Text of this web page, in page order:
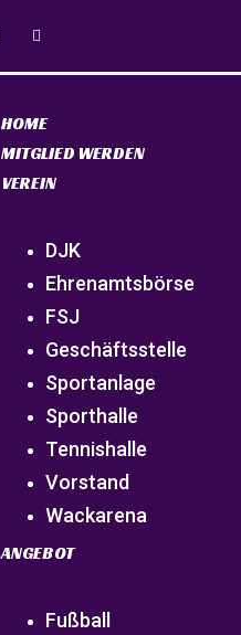
HOME
MITGLIED WERDEN
VEREIN
DJK
Ehrenamtsbörse
FSJ
Geschäftsstelle
Sportanlage
Sporthalle
Tennishalle
Vorstand
Wackarena
ANGEBOT
Fußball